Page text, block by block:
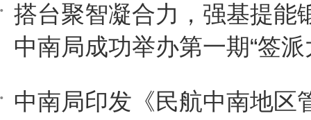
搭台聚智凝合力，强基提
中南局成功举办第一期“签派
中南局印发《民航中南地区